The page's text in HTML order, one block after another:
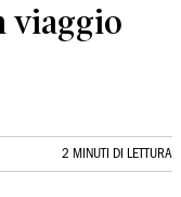
viaggio
2 MINUTI DI LETTURA